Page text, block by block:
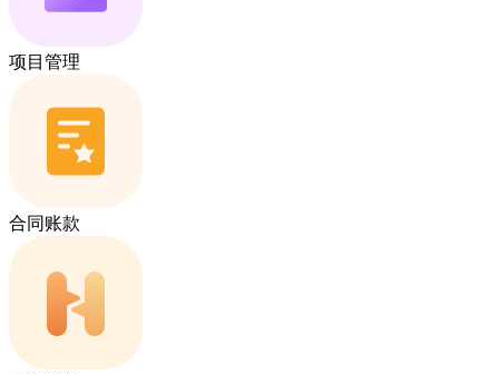
项目管理
合同账款